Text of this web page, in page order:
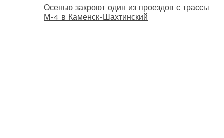
Осенью закроют один из проездов с трассы
М-4 в Каменск-Шахтинский